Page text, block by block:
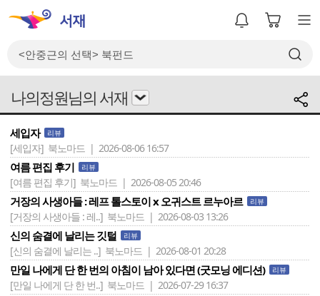
나의정원님의 서재
세입자 리뷰
[세입자] 북노마드 | 2026-08-06 16:57
여름 편집 후기 리뷰
[여름 편집 후기] 북노마드 | 2026-08-05 20:46
거장의 사생아들 : 레프 톨스토이 x 오귀스트 르누아르 리뷰
[거장의 사생아들 : 레..] 북노마드 | 2026-08-03 13:26
신의 숨결에 날리는 깃털 리뷰
[신의 숨결에 날리는 ..] 북노마드 | 2026-08-01 20:28
만일 나에게 단 한 번의 아침이 남아 있다면 (굿모닝 에디션) 리뷰
[만일 나에게 단 한 번..] 북노마드 | 2026-07-29 16:37